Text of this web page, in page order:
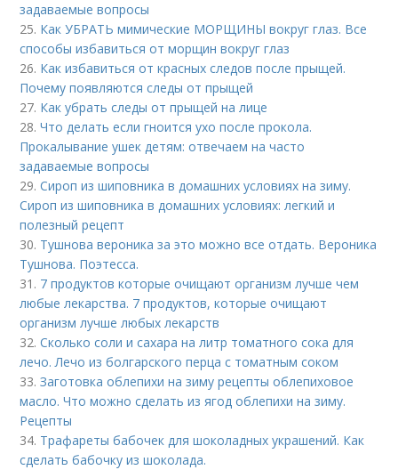
задаваемые вопросы
25. Как УБРАТЬ мимические МОРЩИНЫ вокруг глаз. Все
способы избавиться от морщин вокруг глаз
26. Как избавиться от красных следов после прыщей.
Почему появляются следы от прыщей
27. Как убрать следы от прыщей на лице
28.Что делать если гноится ухо после прокола.
Прокалывание ушек детям: отвечаем на часто
задаваемые вопросы
29.Сироп из шиповника в домашних условиях на зиму.
Сироп из шиповника в домашних условиях: легкий и
полезный рецепт
30. Тушнова вероника за это можно все отдать. Вероника
Тушнова. Поэтесса.
31. 7 продуктов которые очищают организм лучше чем
любые лекарства. 7 продуктов, которые очищают
организм лучше любых лекарств
32.Сколько соли и сахара на литр томатного сока для
лечо. Лечо из болгарского перца с томатным соком
33.Заготовка облепихи на зиму рецепты облепиховое
масло. Что можно сделать из ягод облепихи на зиму.
Рецепты
34. Трафареты бабочек для шоколадных украшений. Как
сделать бабочку из шоколада.